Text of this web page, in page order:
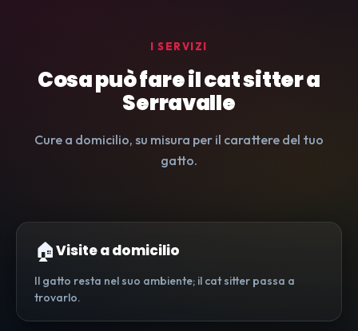
I SERVIZI
Cosa può fare il cat sitter a
Serravalle
Cure a domicilio, su misura per il carattere del tuo
gatto.
🏠Visite a domicilio
Il gatto resta nel suo ambiente; il cat sitter passa a
trovarlo.